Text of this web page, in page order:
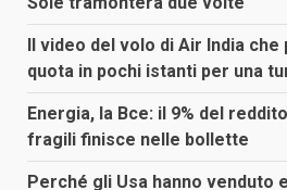
Il video del volo di Air India
quota in pochi istanti per una
Energia, la Bce: il 9% del
fragili finisce nelle bollette
Perché gli Usa hanno venduto